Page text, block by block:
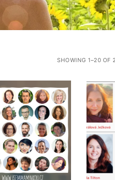
SHOWING 1–20 OF